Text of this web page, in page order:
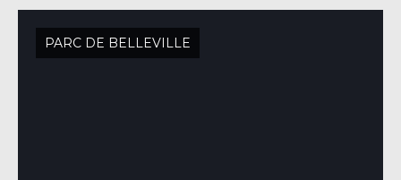
PARC DE BELLEVILLE